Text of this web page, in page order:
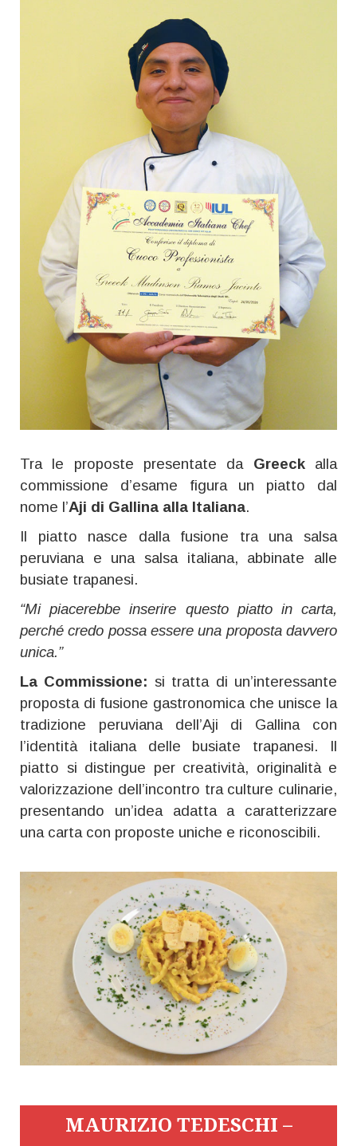
Tra le proposte presentate da Greeckalla
commissione d’esame figura un piatto dal
nome l’Aji di Gallina alla Italiana.
Il piatto nasce dalla fusione tra una salsa
peruviana e una salsa italiana, abbinate alle
busiate trapanesi.
“Mi piacerebbe inserire questo piatto in carta,
perché credo possa essere una proposta davvero
unica.”
La Commissione: si tratta di un’interessante
proposta di fusione gastronomica che unisce la
tradizione peruviana dell’Aji di Gallina con
l’identità italiana delle busiate trapanesi. Il
piatto si distingue per creatività, originalità e
valorizzazione dell’incontro tra culture culinarie,
presentando un’idea adatta a caratterizzare
una carta con proposte uniche e riconoscibili.
MAURIZIO TEDESCHI –